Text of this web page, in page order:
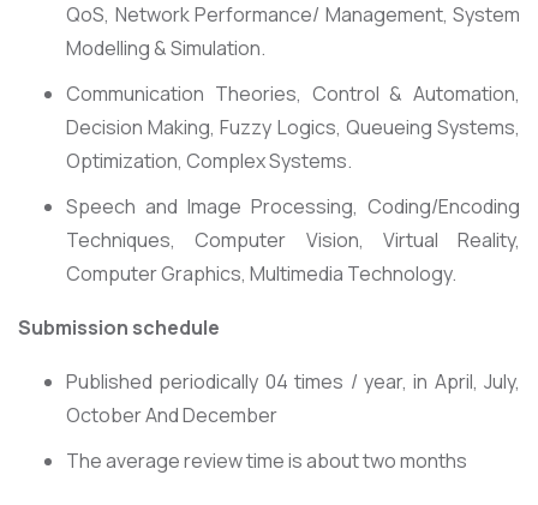
QoS, Network Performance/ Management, System
Modelling & Simulation.
Communication Theories, Control & Automation,
Decision Making, Fuzzy Logics, Queueing Systems,
Optimization, Complex Systems.
Speech and Image Processing, Coding/Encoding
Techniques, Computer Vision, Virtual Reality,
Computer Graphics, Multimedia Technology.
Submission schedule
Published periodically 04 times / year, in April, July,
October And December
The average review time is about two months​